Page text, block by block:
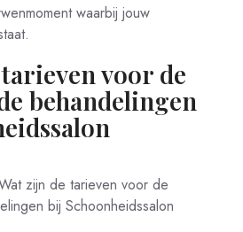
waarbij jouw
voor de
behandelingen
zijn de tarieven voor de
bij Schoonheidssalon